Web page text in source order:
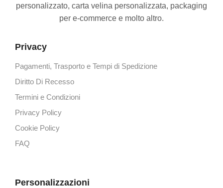
personalizzato, carta velina personalizzata, packaging
per e-commerce e molto altro.
Privacy
Pagamenti, Trasporto e Tempi di Spedizione
Diritto Di Recesso
Termini e Condizioni
Privacy Policy
Cookie Policy
FAQ
Personalizzazioni